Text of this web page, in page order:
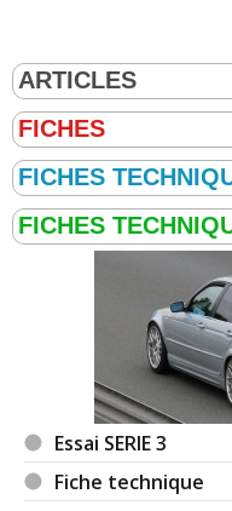
Essai SERIE 3
Fiche technique